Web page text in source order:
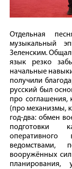
Отдельная
музыкальный
Зеленским.
язык резко
начальные
получили
русский был
про соглашения,
(про механизмы,
год-два: обмен
подготовки
оперативного
ведомствами,
вооружённых
планирования,